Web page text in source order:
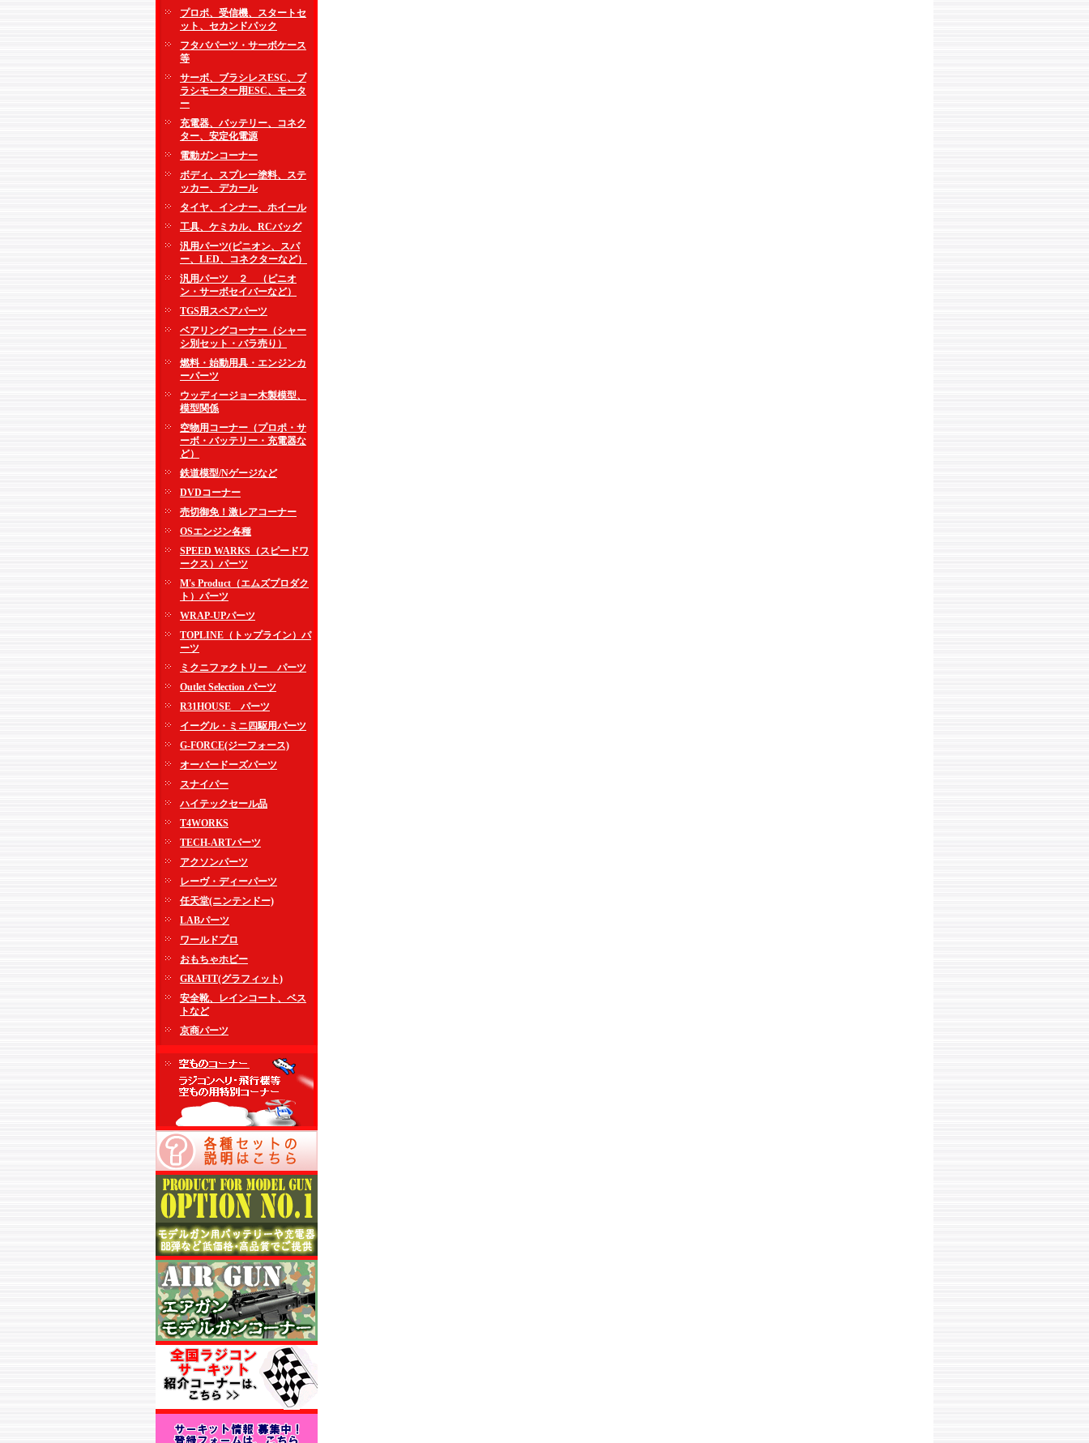
プロポ、受信機、スタートセ
ット、セカンドパック
フタバパーツ・サーボケース
等
サーボ、ブラシレスESC、ブ
ラシモーター用ESC、モータ
ー
充電器、バッテリー、コネク
ター、安定化電源
電動ガンコーナー
ボディ、スプレー塗料、ステ
ッカー、デカール
タイヤ、インナー、ホイール
工具、ケミカル、RCバッグ
汎用パーツ(ピニオン、スパ
ー、LED、コネクターなど）
汎用パーツ ２ （ピニオ
ン・サーボセイバーなど）
TGS用スペアパーツ
ベアリングコーナー（シャー
シ別セット・バラ売り）
燃料・始動用具・エンジンカ
ーパーツ
ウッディージョー木製模型、
模型関係
空物用コーナー（プロポ・サ
ーボ・バッテリー・充電器な
ど）
鉄道模型/Nゲージなど
DVDコーナー
売切御免！激レアコーナー
OSエンジン各種
SPEED WARKS（スピードワ
ークス）パーツ
M's Product（エムズプロダク
ト）パーツ
WRAP-UPパーツ
TOPLINE（トップライン）パ
ーツ
ミクニファクトリー パーツ
Outlet Selection パーツ
R31HOUSE パーツ
イーグル・ミニ四駆用パーツ
G-FORCE(ジーフォース)
オーバードーズパーツ
スナイパー
ハイテックセール品
T4WORKS
TECH-ARTパーツ
アクソンパーツ
レーヴ・ディーパーツ
任天堂(ニンテンドー)
LABパーツ
ワールドプロ
おもちゃホビー
GRAFIT(グラフィット)
安全靴、レインコート、ベス
トなど
京商パーツ